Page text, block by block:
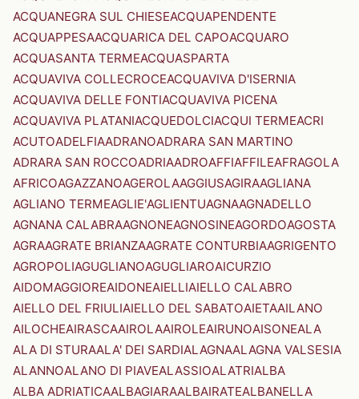
ACQUANEGRA SUL CHIESEACQUAPENDENTE
ACQUAPPESAACQUARICA DEL CAPOACQUARO
ACQUASANTA TERMEACQUASPARTA
ACQUAVIVA COLLECROCEACQUAVIVA D'ISERNIA
ACQUAVIVA DELLE FONTIACQUAVIVA PICENA
ACQUAVIVA PLATANIACQUEDOLCIACQUI TERMEACRI
ACUTOADELFIAADRANOADRARA SAN MARTINO
ADRARA SAN ROCCOADRIAADROAFFIAFFILEAFRAGOLA
AFRICOAGAZZANOAGEROLAAGGIUSAGIRAAGLIANA
AGLIANO TERMEAGLIE'AGLIENTUAGNAAGNADELLO
AGNANA CALABRAAGNONEAGNOSINEAGORDOAGOSTA
AGRAAGRATE BRIANZAAGRATE CONTURBIAAGRIGENTO
AGROPOLIAGUGLIANOAGUGLIAROAICURZIO
AIDOMAGGIOREAIDONEAIELLIAIELLO CALABRO
AIELLO DEL FRIULIAIELLO DEL SABATOAIETAAILANO
AILOCHEAIRASCAAIROLAAIROLEAIRUNOAISONEALA
ALA DI STURAALA' DEI SARDIALAGNAALAGNA VALSESIA
ALANNOALANO DI PIAVEALASSIOALATRIALBA
ALBA ADRIATICAALBAGIARAALBAIRATEALBANELLA